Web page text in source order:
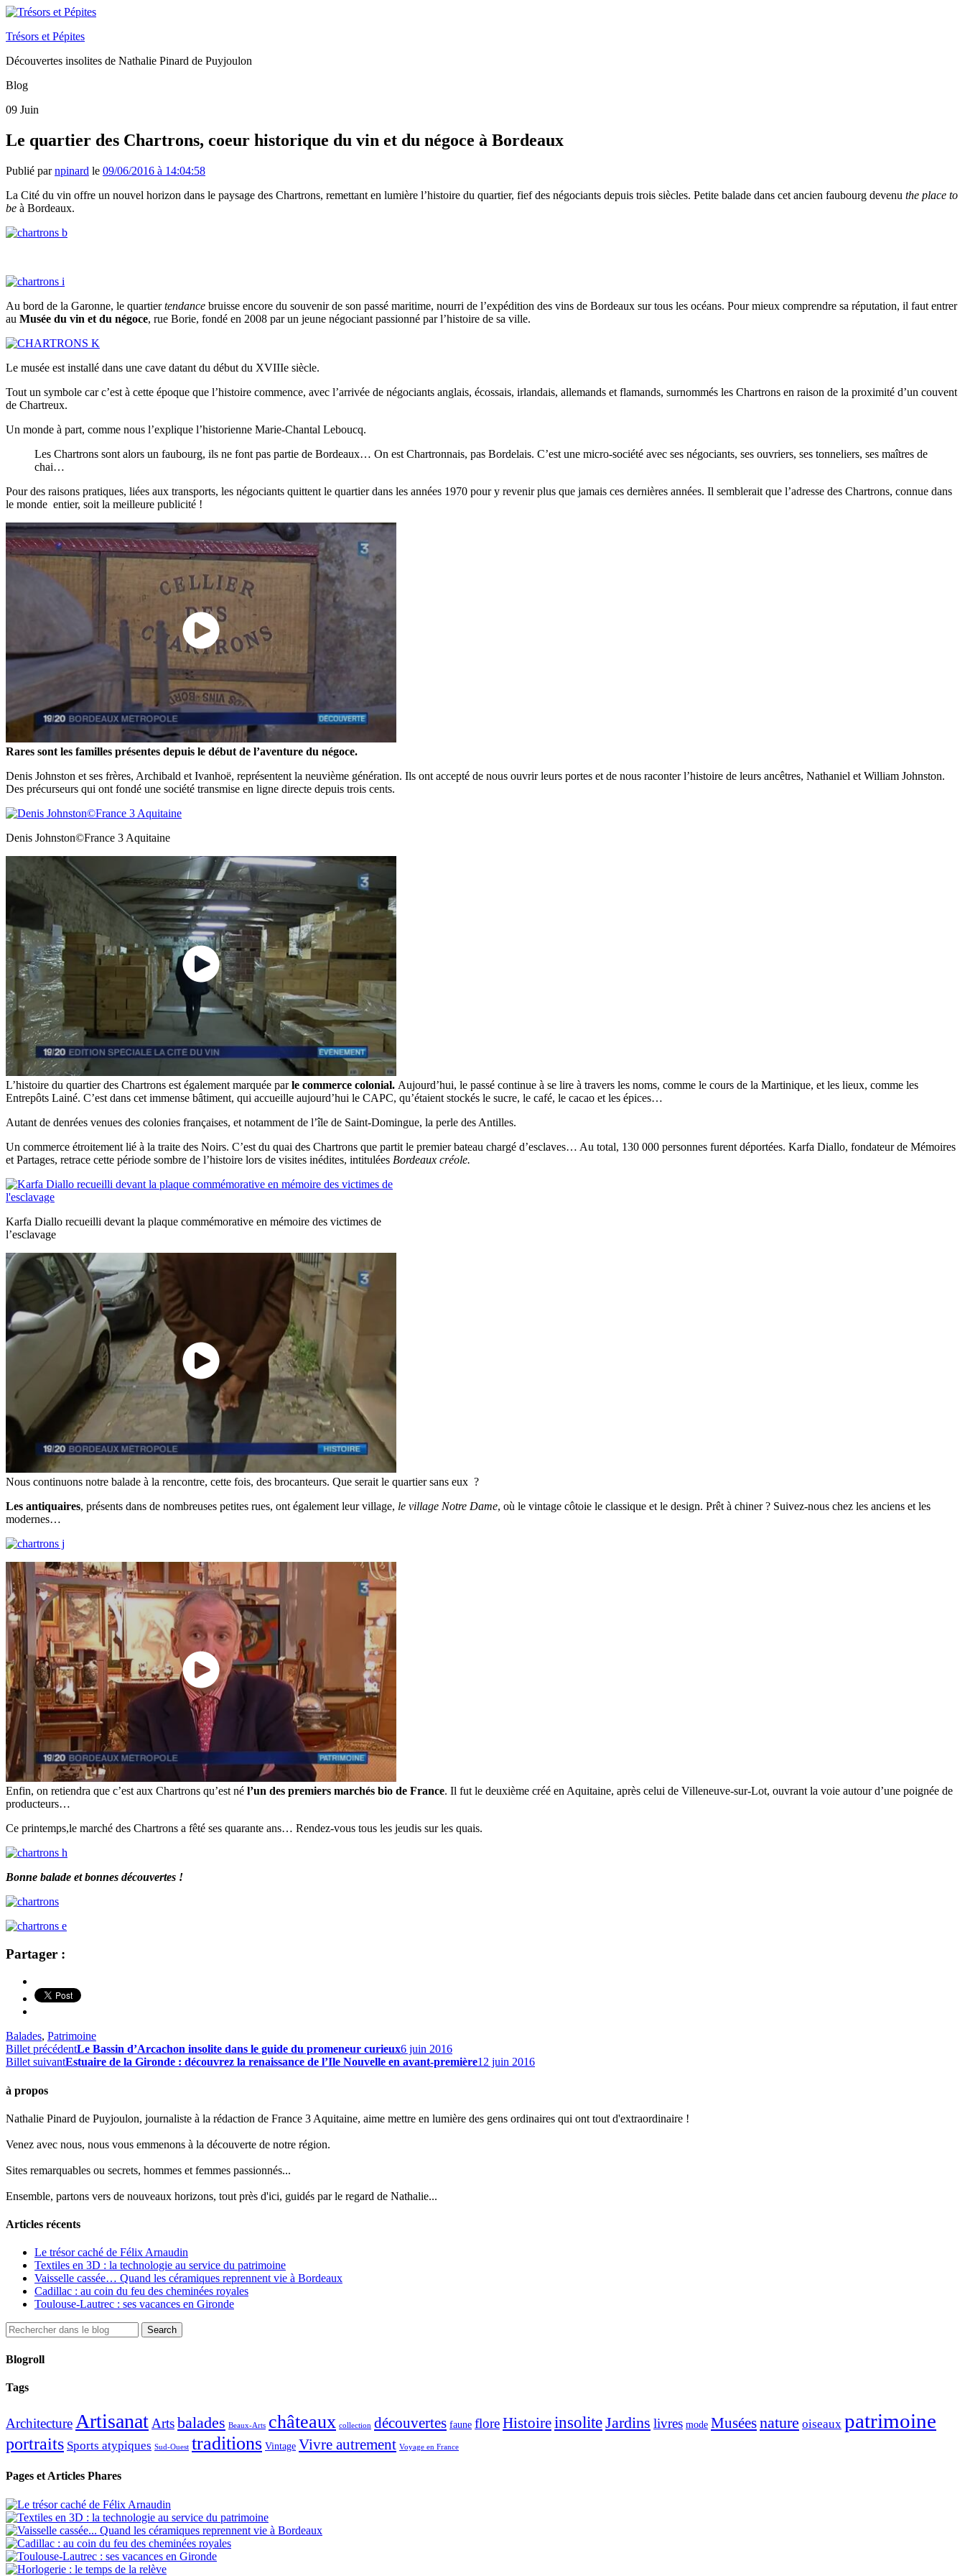
Trésors et Pépites
Découvertes insolites de Nathalie Pinard de Puyjoulon
Blog
09 Juin
Le quartier des Chartrons, coeur historique du vin et du négoce à Bordeaux
Publié parnpinard le 09/06/2016 à 14:04:58
La Cité du vin offre un nouvel horizon dans le paysage des Chartrons, remettant en lumière l’histoire du quartier, fief des négociants depuis trois siècles. Petite balade dans cet ancien faubourg devenu the place to
be à Bordeaux.
Au bord de la Garonne, le quartiertendance bruisse encore du souvenir de son passé maritime, nourri de l’expédition des vins de Bordeaux sur tous les océans. Pour mieux comprendre sa réputation, il faut entrer
au Musée du vin et du négoce, rue Borie, fondé en 2008 par un jeune négociant passionné par l’histoire de sa ville.
Le musée est installé dans une cave datant du début du XVIIIe siècle.
Tout un symbole car c’est à cette époque que l’histoire commence, avec l’arrivée de négociants anglais, écossais, irlandais, allemands et flamands, surnommés les Chartrons en raison de la proximité d’un couvent
de Chartreux.
Un monde à part, comme nous l’explique l’historienne Marie-Chantal Leboucq.
Les Chartrons sont alors un faubourg, ils ne font pas partie de Bordeaux… On est Chartronnais, pas Bordelais. C’est une micro-société avec ses négociants, ses ouvriers, ses tonneliers, ses maîtres de
chai…
Pour des raisons pratiques, liées aux transports, les négociants quittent le quartier dans les années 1970 pour y revenir plus que jamais ces dernières années. Il semblerait que l’adresse des Chartrons, connue dans
le monde entier, soit la meilleure publicité !
Rares sont les familles présentes depuis le début de l’aventure du négoce.
Denis Johnston et ses frères, Archibald et Ivanhoë, représentent la neuvième génération. Ils ont accepté de nous ouvrir leurs portes et de nous raconter l’histoire de leurs ancêtres, Nathaniel et William Johnston.
Des précurseurs qui ont fondé une société transmise en ligne directe depuis trois cents.
Denis Johnston©France 3 Aquitaine
L’histoire du quartier des Chartrons est également marquée parle commerce colonial. Aujourd’hui, le passé continue à se lire à travers les noms, comme le cours de la Martinique, et les lieux, comme les
Entrepôts Lainé. C’est dans cet immense bâtiment, qui accueille aujourd’hui le CAPC, qu’étaient stockés le sucre, le café, le cacao et les épices…
Autant de denrées venues des colonies françaises, et notamment de l’île de Saint-Domingue, la perle des Antilles.
Un commerce étroitement lié à la traite des Noirs. C’est du quai des Chartrons que partit le premier bateau chargé d’esclaves… Au total, 130 000 personnes furent déportées. Karfa Diallo, fondateur de Mémoires
et Partages, retrace cette période sombre de l’histoire lors de visites inédites, intitulées Bordeaux créole.
Karfa Diallo recueilli devant la plaque commémorative en mémoire des victimes de
l’esclavage
Nous continuons notre balade à la rencontre, cette fois, des brocanteurs. Que serait le quartier sans eux ?
Les antiquaires, présents dans de nombreuses petites rues, ont également leur village, le village Notre Dame, où le vintage côtoie le classique et le design. Prêt à chiner ? Suivez-nous chez les anciens et les
modernes…
Enfin, on retiendra que c’est aux Chartrons qu’est né l’un des premiers marchés bio de France. Il fut le deuxième créé en Aquitaine, après celui de Villeneuve-sur-Lot, ouvrant la voie autour d’une poignée de
producteurs…
Ce printemps,le marché des Chartrons a fêté ses quarante ans… Rendez-vous tous les jeudis sur les quais.
Bonne balade et bonnes découvertes !
Partager :
Balades, Patrimoine
Billet précédentLe Bassin d’Arcachon insolite dans le guide du promeneur curieux6 juin 2016
Billet suivantEstuaire de la Gironde : découvrez la renaissance de l’Ile Nouvelle en avant-première12 juin 2016
à propos
Nathalie Pinard de Puyjoulon, journaliste à la rédaction de France 3 Aquitaine, aime mettre en lumière des gens ordinaires qui ont tout d'extraordinaire !
Venez avec nous, nous vous emmenons à la découverte de notre région.
Sites remarquables ou secrets, hommes et femmes passionnés...
Ensemble, partons vers de nouveaux horizons, tout près d'ici, guidés par le regard de Nathalie...
Articles récents
Le trésor caché de Félix Arnaudin
Textiles en 3D : la technologie au service du patrimoine
Vaisselle cassée… Quand les céramiques reprennent vie à Bordeaux
Cadillac : au coin du feu des cheminées royales
Toulouse-Lautrec : ses vacances en Gironde
Blogroll
Tags
Architecture Artisanat Artsbalades Beaux-Arts châteaux collection découvertes faune floreHistoireinsoliteJardins livres mode Muséesnature oiseaux patrimoine
portraits Sports atypiques Sud-Ouest traditions Vintage Vivre autrement Voyage en France
Pages et Articles Phares